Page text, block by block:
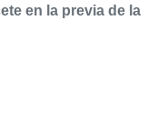
en la previa de la